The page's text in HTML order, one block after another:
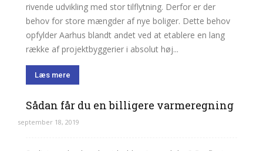
rivende udvikling med stor tilflytning. Derfor er der
behov for store mængder af nye boliger. Dette behov
opfylder Aarhus blandt andet ved at etablere en lang
række af projektbyggerier i absolut høj...
Læs mere
Sådan får du en billigere varmeregning
september 18, 2019